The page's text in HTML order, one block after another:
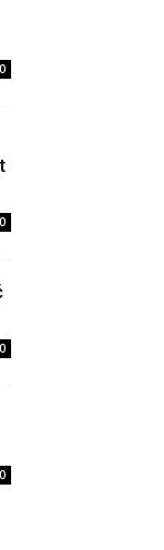
0
0
0
0